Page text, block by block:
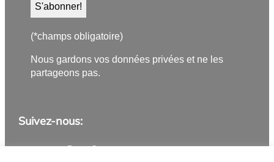
(*champs obligatoire)
Nous gardons vos données privées et ne les
partageons pas.
Suivez-nous:
Application PanneauPocket
Lettre d'information
Instagram
Facebook
YouTube
Flux RSS